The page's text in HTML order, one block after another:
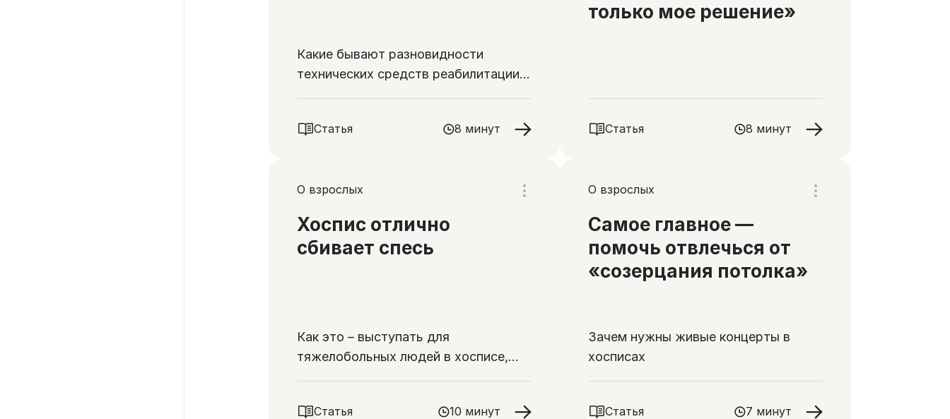
Какие бывают разновидности
технических средств реабилитации,
Статья 8 минут
только мое решение»
Статья 8 минут
О взрослых
Хоспис отлично
сбивает спесь
Как это – выступать для
тяжелобольных людей в хосписе,
Статья 10 минут
О взрослых
Самое главное —
помочь отвлечься от
«созерцания потолка»
Зачем нужны живые концерты в
хосписах
Статья 7 минут